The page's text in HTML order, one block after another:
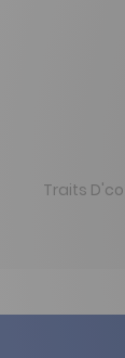
Traits